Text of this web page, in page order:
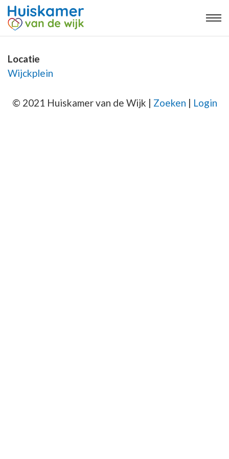
Locatie
Wijckplein
© 2021 Huiskamer van de Wijk | Zoeken | Login